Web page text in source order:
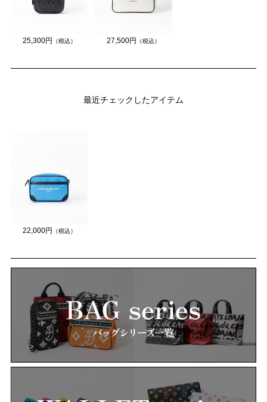
25,300円 （税込） 27,500円 （税込）
最近チェックしたアイテム
22,000円 （税込）